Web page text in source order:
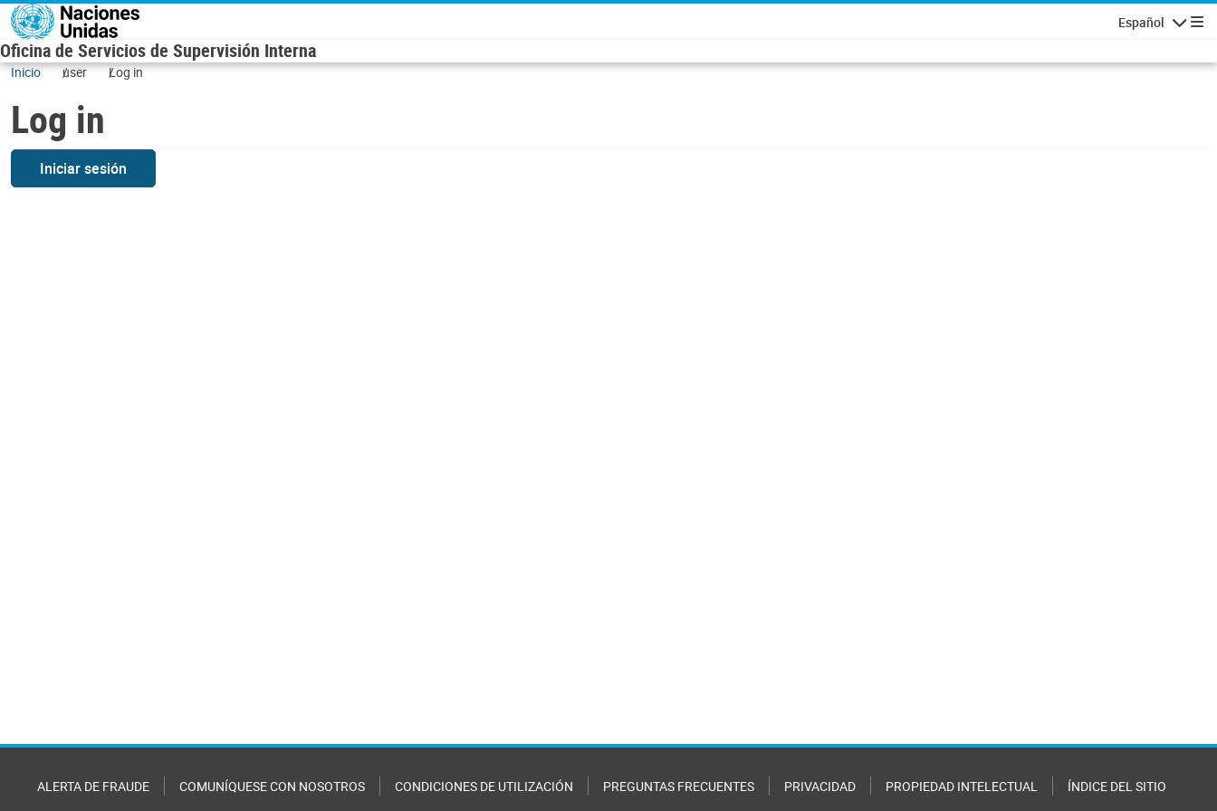
Skip to main content
Español
Oficina de Servicios de Supervisión Interna
Inicio user Log in
Log in
Iniciar sesión
ALERTA DE FRAUDE COMUNÍQUESE CON NOSOTROS CONDICIONES DE UTILIZACIÓN PREGUNTAS FRECUENTES PRIVACIDAD PROPIEDAD INTELECTUAL ÍNDICE DEL SITIO